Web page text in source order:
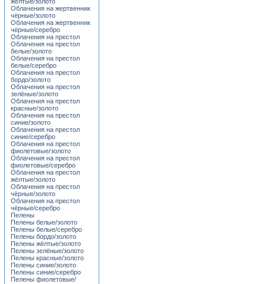
Облачения на жертвенник
чёрные/золото
Облачения на жертвенник
чёрные/серебро
Облачения на престол
Облачения на престол
белые/золото
Облачения на престол
белые/серебро
Облачения на престол
бордо/золото
Облачения на престол
зелёные/золото
Облачения на престол
красные/золото
Облачения на престол
синие/золото
Облачения на престол
синие/серебро
Облачения на престол
фиолетовые/золото
Облачения на престол
фиолетовые/серебро
Облачения на престол
жёлтые/золото
Облачения на престол
чёрные/золото
Облачения на престол
чёрные/серебро
Пелены
Пелены белые/золото
Пелены белые/серебро
Пелены бордо/золото
Пелены жёлтые/золото
Пелены зелёные/золото
Пелены красные/золото
Пелены синие/золото
Пелены синие/серебро
Пелены фиолетовые/